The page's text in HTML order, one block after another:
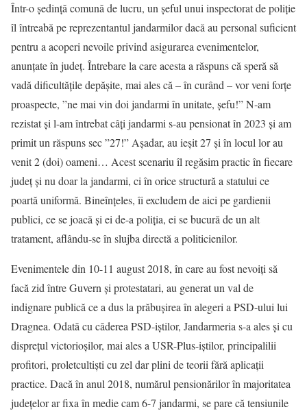
Într-o ședință comună de lucru, un șeful unui inspectorat de poliție
îl întreabă pe reprezentantul jandarmilor dacă au personal suficient
pentru a acoperi nevoile privind asigurarea evenimentelor,
anunțate în județ. Întrebare la care acesta a răspuns că speră să
vadă dificultățile depășite, mai ales că – în curând – vor veni forțe
proaspecte, ”ne mai vin doi jandarmi în unitate, șefu!” N-am
rezistat și l-am întrebat câți jandarmi s-au pensionat în 2023 și am
primit un răspuns sec ”27!” Așadar, au ieșit 27 și în locul lor au
venit 2 (doi) oameni… Acest scenariu îl regăsim practic în fiecare
județ și nu doar la jandarmi, ci în orice structură a statului ce
poartă uniformă. Bineînțeles, îi excludem de aici pe gardienii
publici, ce se joacă și ei de-a poliția, ei se bucură de un alt
tratament, aflându-se în slujba directă a politicienilor.
Evenimentele din 10-11 august 2018, în care au fost nevoiți să
facă zid între Guvern și protestatari, au generat un val de
indignare publică ce a dus la prăbușirea în alegeri a PSD-ului lui
Dragnea. Odată cu căderea PSD-iștilor, Jandarmeria s-a ales și cu
disprețul victorioșilor, mai ales a USR-Plus-iștilor, principalilii
profitori, proletcultiști cu zel dar plini de teorii fără aplicații
practice. Dacă în anul 2018, numărul pensionărilor în majoritatea
județelor ar fixa în medie cam 6-7 jandarmi, se pare că tensiunile